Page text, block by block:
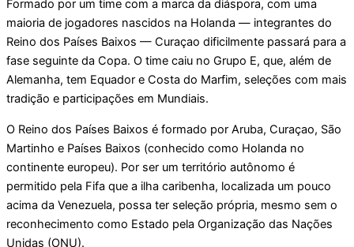
Formado por um time com a marca da diáspora, com uma
maioria de jogadores nascidos na Holanda — integrantes do
Reino dos Países Baixos — Curaçao dificilmente passará para a
fase seguinte da Copa. O time caiu no Grupo E, que, além de
Alemanha, tem Equador e Costa do Marfim, seleções com mais
tradição e participações em Mundiais.
O Reino dos Países Baixos é formado por Aruba, Curaçao, São
Martinho e Países Baixos (conhecido como Holanda no
continente europeu). Por ser um território autônomo é
permitido pela Fifa que a ilha caribenha, localizada um pouco
acima da Venezuela, possa ter seleção própria, mesmo sem o
reconhecimento como Estado pela Organização das Nações
Unidas (ONU).